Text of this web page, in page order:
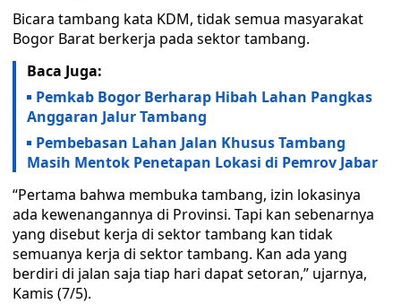
Bicara tambang kata KDM, tidak semua masyarakat
Bogor Barat berkerja pada sektor tambang.
Baca Juga:
Pemkab Bogor Berharap Hibah Lahan Pangkas
Anggaran Jalur Tambang
Pembebasan Lahan Jalan Khusus Tambang
Masih Mentok Penetapan Lokasi di Pemrov Jabar
“Pertama bahwa membuka tambang, izin lokasinya
ada kewenangannya di Provinsi. Tapi kan sebenarnya
yang disebut kerja di sektor tambang kan tidak
semuanya kerja di sektor tambang. Kan ada yang
berdiri di jalan saja tiap hari dapat setoran,” ujarnya,
Kamis (7/5).